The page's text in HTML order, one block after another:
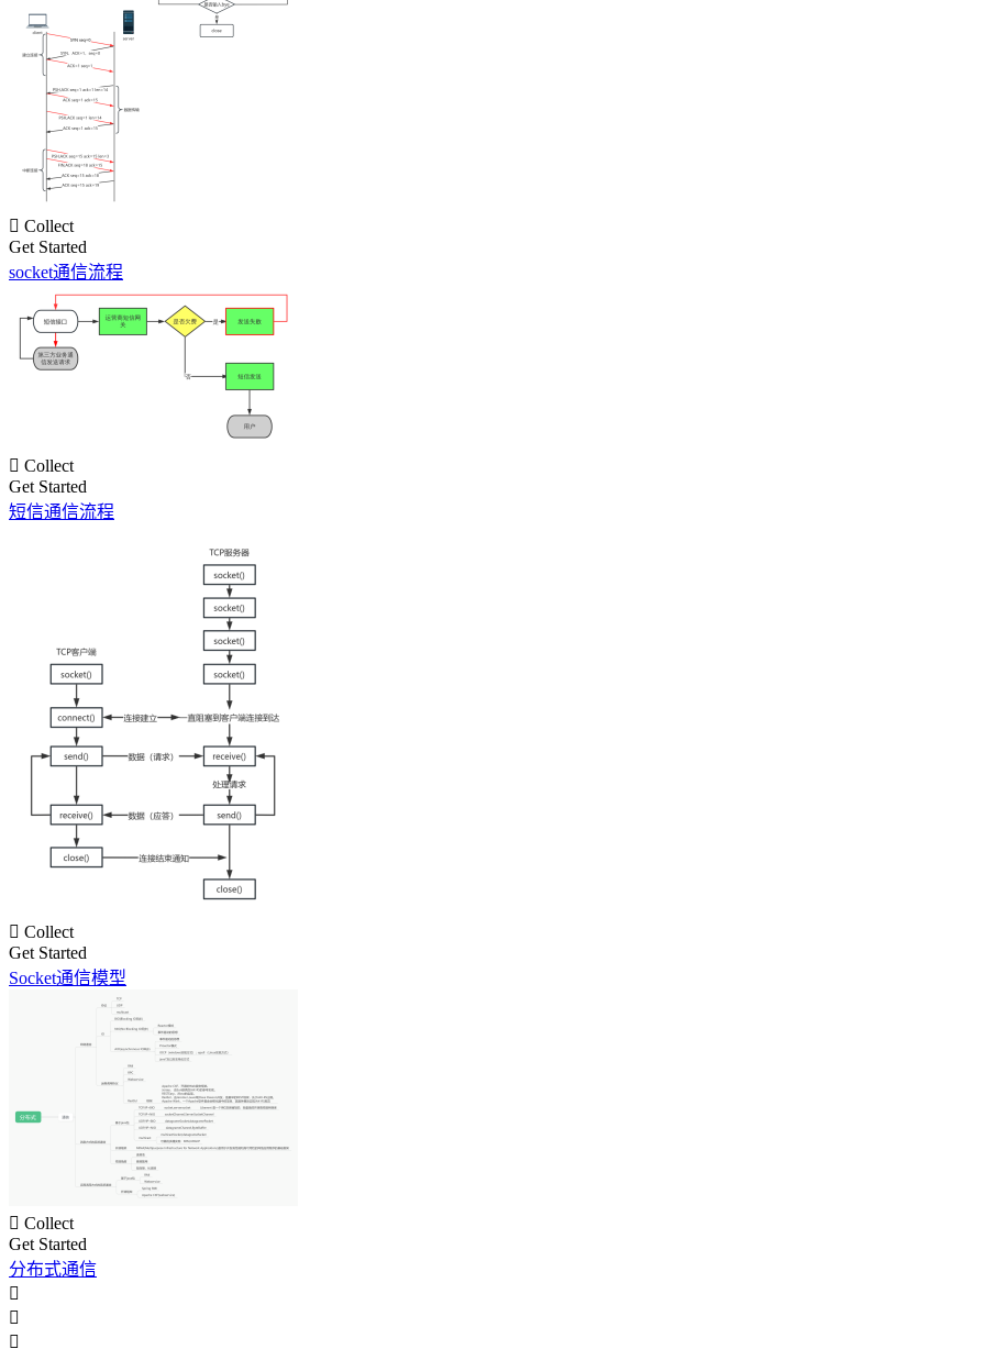
 Collect
Get Started
socket通信流程
 Collect
Get Started
短信通信流程
 Collect
Get Started
Socket通信模型
 Collect
Get Started
分布式通信


